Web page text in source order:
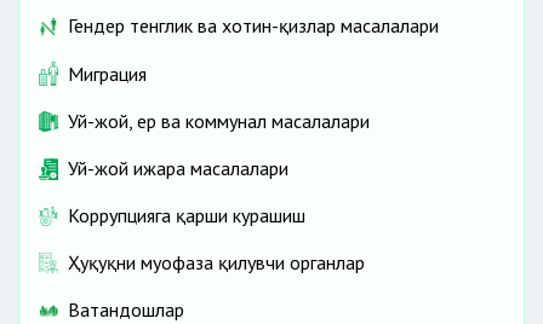
Гендер тенглик ва хотин-қизлар масалалари
Миграция
Уй-жой, ер ва коммунал масалалари
Уй-жой ижара масалалари
Коррупцияга қарши курашиш
Ҳуқуқни муҳофаза қилувчи органлар
Ватандошлар